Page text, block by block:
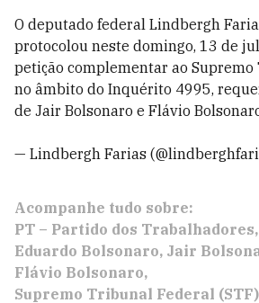
O deputado federal Lindbergh
protocolou neste domingo, 13 de
petição complementar ao
no âmbito do Inquérito 4995,
de Jair Bolsonaro e Flávio
— Lindbergh Farias
Acompanhe tudo sobre:
PT – Partido dos Trabalhadores
Eduardo Bolsonaro Jair
Flávio Bolsonaro
Supremo Tribunal Federal (STF)